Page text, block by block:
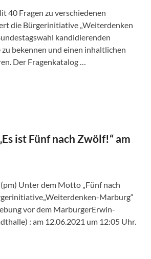
40 Fragen zu verschiedenen
die Bürgerinitiative „Weiterdenken
kandidierenden
zu bekennen und einen inhaltlichen
Der Fragenkatalog …
ist Fünf nach Zwölf!“ am
Unter dem Motto „Fünf nach
Marburg“
vor dem MarburgerErwin-
: am 12.06.2021 um 12:05 Uhr.